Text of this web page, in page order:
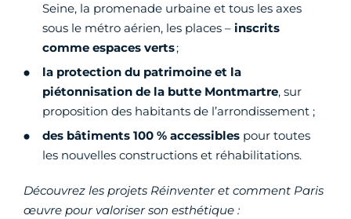
Seine, la promenade urbaine et tous les axes
sous le métro aérien, les places – inscrits
comme espaces verts;
la protection du patrimoine et la
piétonnisation de la butte Montmartre, sur
proposition des habitants de l’arrondissement ;
des bâtiments 100 % accessibles pour toutes
les nouvelles constructions et réhabilitations.
Découvrez les projets Réinventer et comment Paris
œuvre pour valoriser son esthétique :